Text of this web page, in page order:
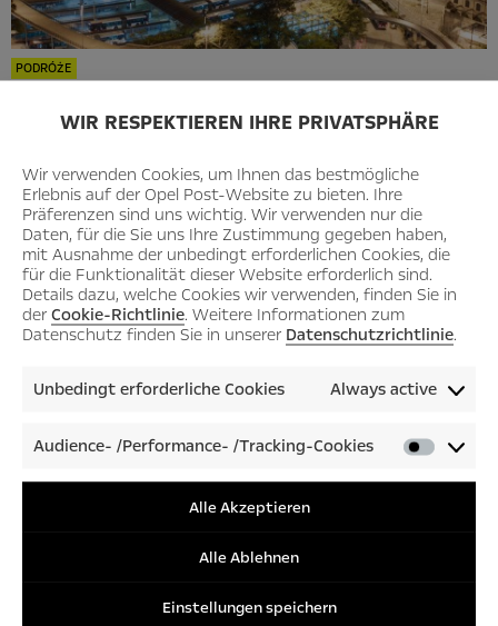
WIR RESPEKTIEREN IHRE PRIVATSPHÄRE
Wir verwenden Cookies, um Ihnen das bestmögliche
Erlebnis auf der Opel Post-Website zu bieten. Ihre
Präferenzen sind uns wichtig. Wir verwenden nur die
Daten, für die Sie uns Ihre Zustimmung gegeben haben,
mit Ausnahme der unbedingt erforderlichen Cookies, die
für die Funktionalität dieser Website erforderlich sind.
Details dazu, welche Cookies wir verwenden, finden Sie in
der Cookie-Richtlinie. Weitere Informationen zum
Datenschutz finden Sie in unserer Datenschutzrichtlinie.
Unbedingt erforderliche Cookies Always active
Audience- /Performance- /Tracking-Cookies
/
Alle Akzeptieren
Alle Ablehnen
Einstellungen speichern
PODRÓŻE
południowo-wschodniej części kraju, ma największą liczbę
mieszkańców (prawie 44 mln!) oraz najlepiej rozwinięte
przemysł i gospodarkę w kraju. Miasto o tej samej nazwie –
stołeczne São Paulo – ma 11,8 mln mieszkańców. Co warto w
tym gigantycznym mieście zobaczyć? – Avenida Paulista
more→
All Articles
2026